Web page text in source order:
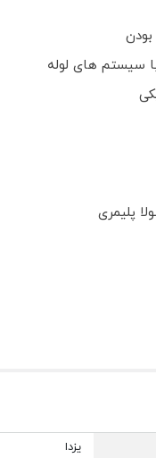
سیستم های لوله
پلیمری
یزدا